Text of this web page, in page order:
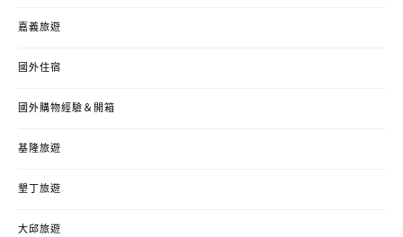
嘉義旅遊
國外住宿
國外購物經驗＆開箱
基隆旅遊
墾丁旅遊
大邱旅遊